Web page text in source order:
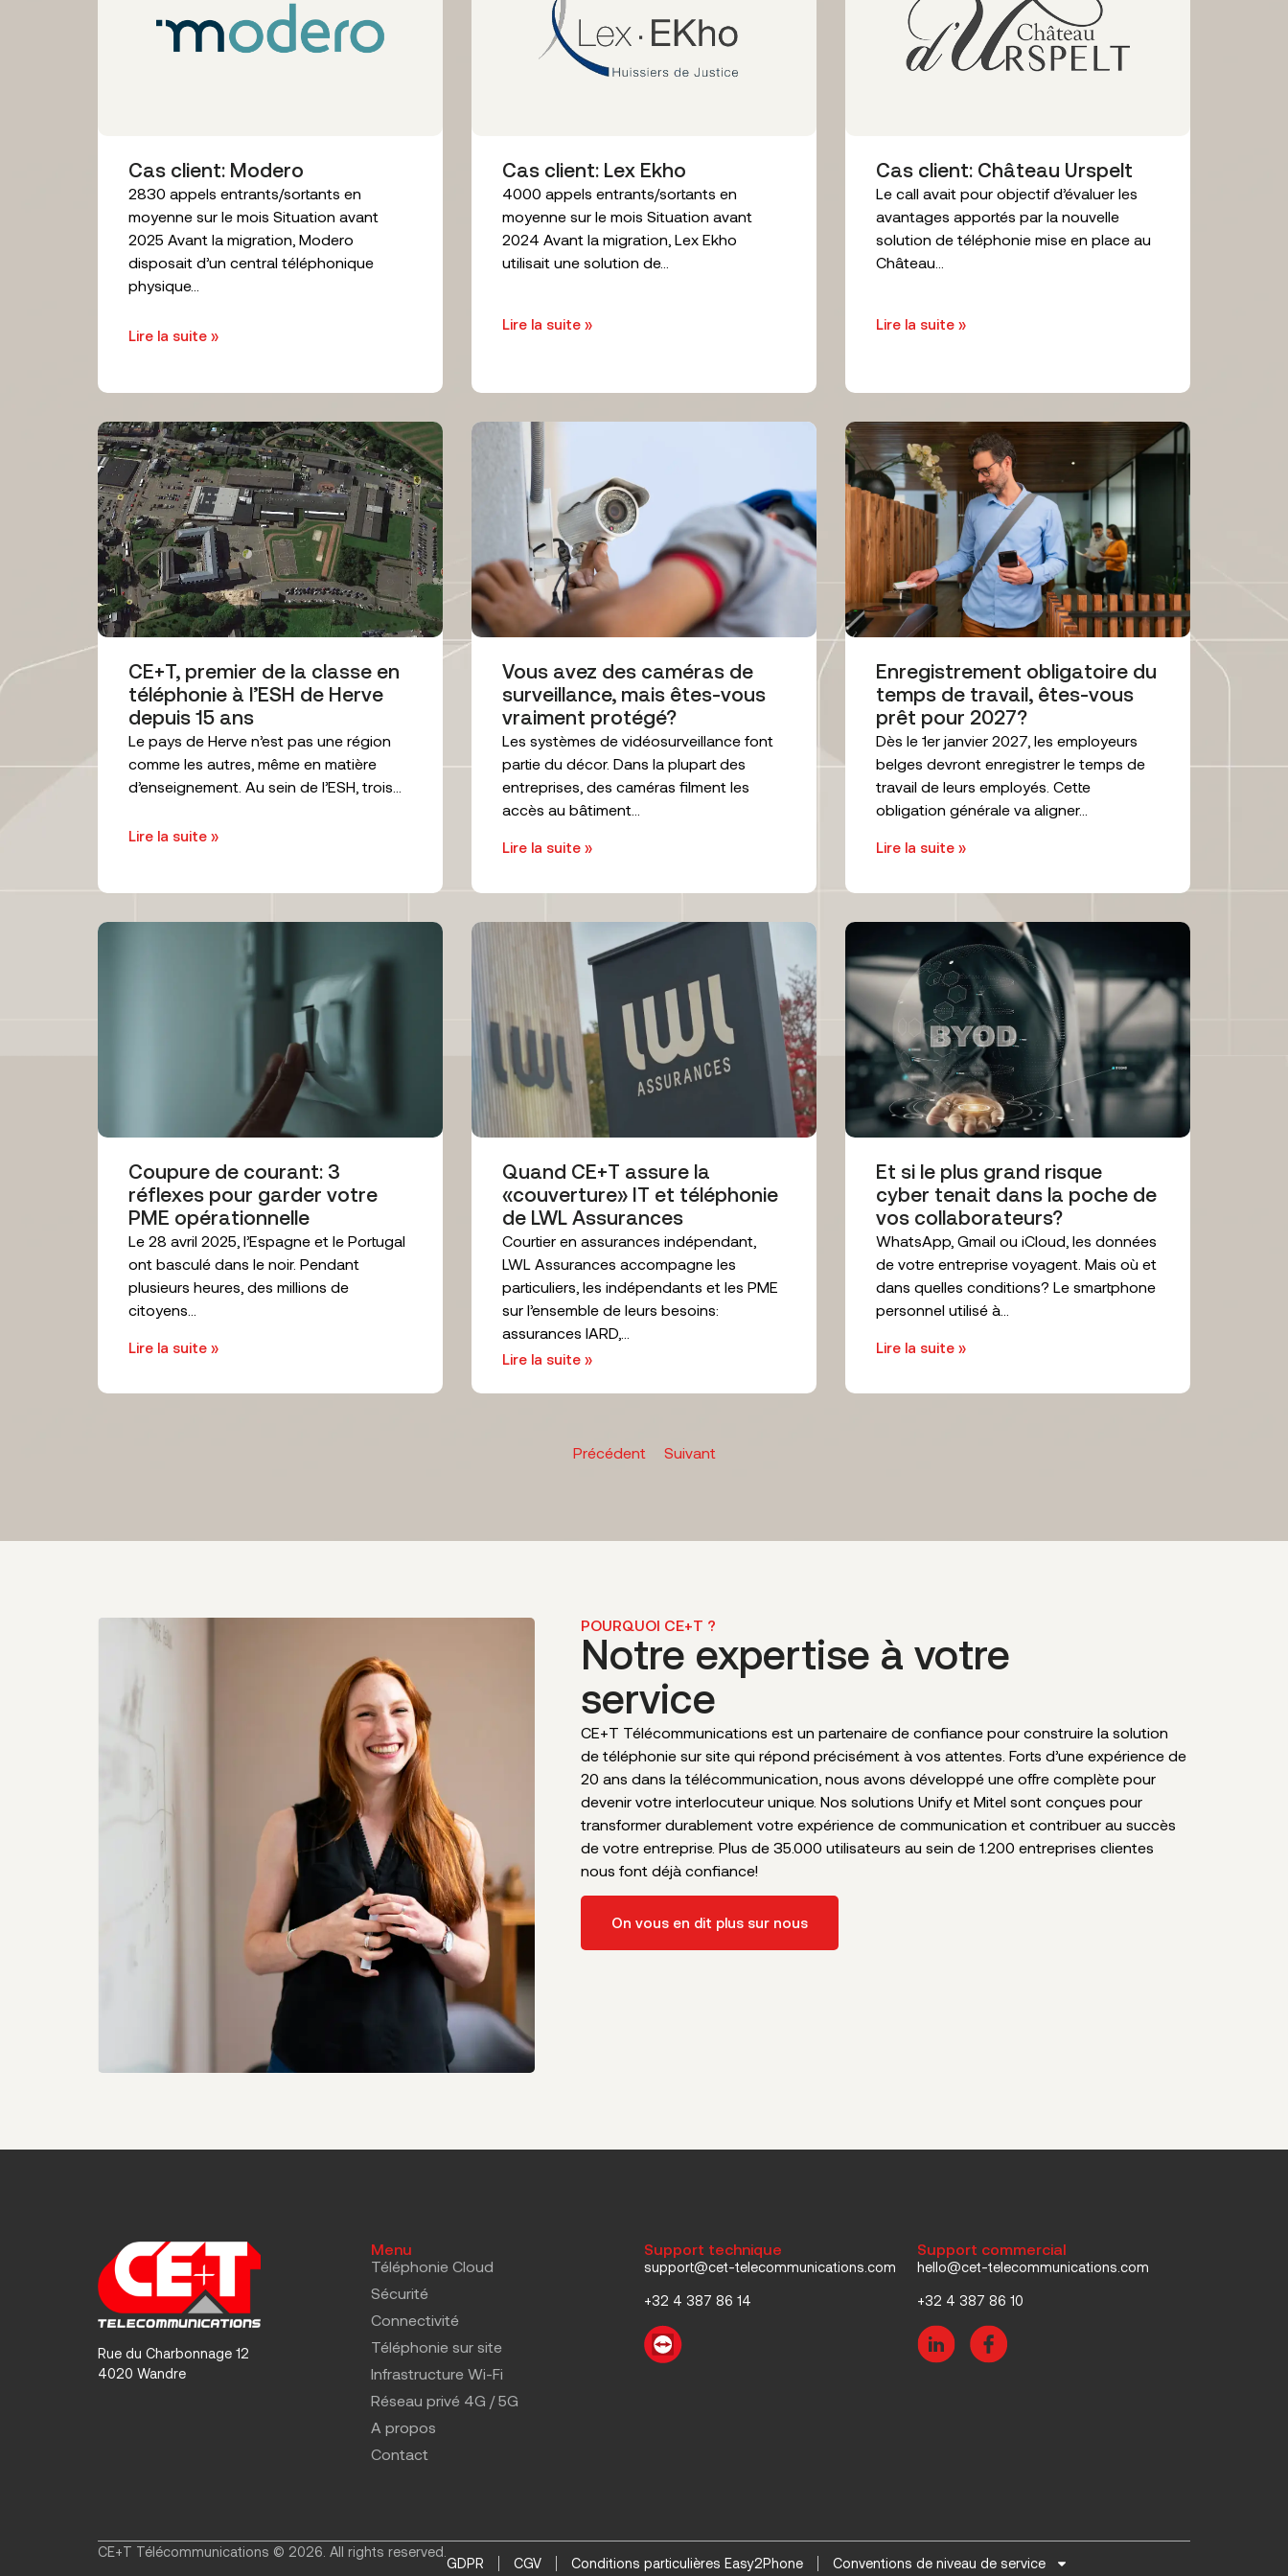
Cas client: Modero
2830 appels entrants/sortants en
moyenne sur le mois Situation avant
2025 Avant la migration, Modero
disposait d’un central téléphonique
physique...
Lire la suite »
Cas client: Lex Ekho
4000 appels entrants/sortants en
moyenne sur le mois Situation avant
2024 Avant la migration, Lex Ekho
utilisait une solution de...
Lire la suite »
Cas client: Château Urspelt
Le call avait pour objectif d’évaluer les
avantages apportés par la nouvelle
solution de téléphonie mise en place au
Château...
Lire la suite »
CE+T, premier de la classe en
téléphonie à l’ESH de Herve
depuis 15 ans
Le pays de Herve n’est pas une région
comme les autres, même en matière
d’enseignement. Au sein de l’ESH, trois...
Lire la suite »
Vous avez des caméras de
surveillance, mais êtes-vous
vraiment protégé?
Les systèmes de vidéosurveillance font
partie du décor. Dans la plupart des
entreprises, des caméras filment les
accès au bâtiment...
Lire la suite »
Enregistrement obligatoire du
temps de travail, êtes-vous
prêt pour 2027?
Dès le 1er janvier 2027, les employeurs
belges devront enregistrer le temps de
travail de leurs employés. Cette
obligation générale va aligner...
Lire la suite »
Coupure de courant: 3
réflexes pour garder votre
PME opérationnelle
Le 28 avril 2025, l’Espagne et le Portugal
ont basculé dans le noir. Pendant
plusieurs heures, des millions de
citoyens...
Lire la suite »
Quand CE+T assure la
«couverture» IT et téléphonie
de LWL Assurances
Courtier en assurances indépendant,
LWL Assurances accompagne les
particuliers, les indépendants et les PME
sur l’ensemble de leurs besoins:
assurances IARD,...
Lire la suite »
Et si le plus grand risque
cyber tenait dans la poche de
vos collaborateurs?
WhatsApp, Gmail ou iCloud, les données
de votre entreprise voyagent. Mais où et
dans quelles conditions? Le smartphone
personnel utilisé à...
Lire la suite »
Précédent Suivant
POURQUOI CE+T ?
Notre expertise à votre
service
CE+T Télécommunications est un partenaire de confiance pour construire la solution
de téléphonie sur site qui répond précisément à vos attentes. Forts d’une expérience de
20 ans dans la télécommunication, nous avons développé une offre complète pour
devenir votre interlocuteur unique. Nos solutions Unify et Mitel sont conçues pour
transformer durablement votre expérience de communication et contribuer au succès
de votre entreprise. Plus de 35.000 utilisateurs au sein de 1.200 entreprises clientes
nous font déjà confiance!
On vous en dit plus sur nous
Rue du Charbonnage 12
4020 Wandre
Menu
Téléphonie Cloud
Sécurité
Connectivité
Téléphonie sur site
Infrastructure Wi-Fi
Réseau privé 4G / 5G
A propos
Contact
Support technique
support@cet-telecommunications.com
+32 4 387 86 14
Support commercial
hello@cet-telecommunications.com
+32 4 387 86 10
CE+T Télécommunications © 2026. All rights reserved.
GDPR CGV Conditions particulières Easy2Phone Conventions de niveau de service